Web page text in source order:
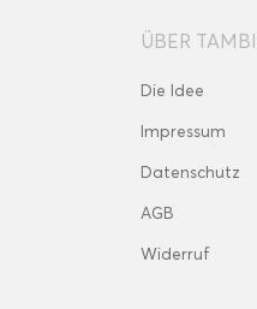
ÜBER
Die Idee
Impressum
Datenschutz
AGB
Widerruf